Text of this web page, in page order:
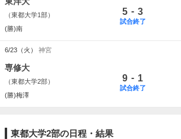
（東都大学1部）
(勝)南
5 - 3
試合終了
6/23（火） 神宮
専修大
（東都大学2部）
(勝)梅澤
9 - 1
試合終了
東都大学2部の日程・結果